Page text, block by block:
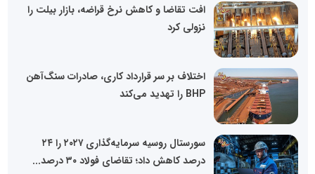
افت تقاضا و کاهش نرخ قراضه، بازار بیلت را
نزولی کرد
اختلاف بر سر قرارداد کاری، صادرات سنگ‌آهن
BHP را تهدید می‌کند
سورستال روسیه سرمایه‌گذاری ۲۰۲۷ را ۲۴
درصد کاهش داد؛ تقاضای فولاد ۳۰ درصد...